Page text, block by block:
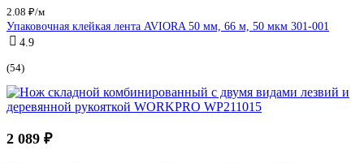
2.08 ₽/м
Упаковочная клейкая лента AVIORA 50 мм, 66 м, 50 мкм 301-001
4.9
(54)
2 089 ₽